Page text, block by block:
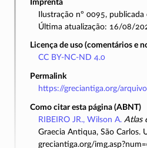
Imprenta
Ilustração nº 0095,
Última atualização: 16/08/
Licença de uso (comentários e
CC BY-NC-ND 4.0
Permalink
https://greciantiga.org/
Como citar esta página (ABNT)
RIBEIRO JR., Wilson A. Atlas
Graecia Antiqua, São Carlos.
greciantiga.org/